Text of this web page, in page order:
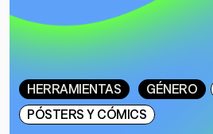
HERRAMIENTAS GÉNERO
PÓSTERS Y CÓMICS